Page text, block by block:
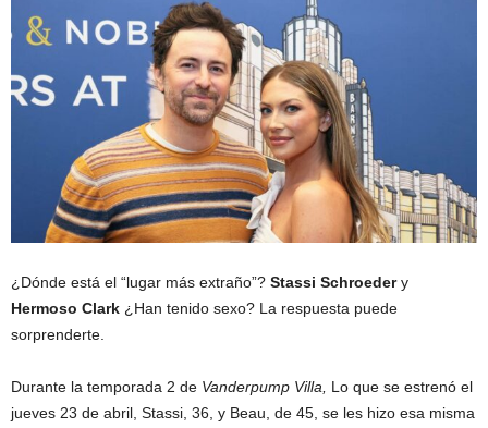
¿Dónde está el “lugar más extraño”? Stassi Schroedery
Hermoso Clark ¿Han tenido sexo? La respuesta puede
sorprenderte.
Durante la temporada 2 de Vanderpump Villa,
Lo que se estrenó el
jueves 23 de abril, Stassi, 36, y Beau, de 45, se les hizo esa misma